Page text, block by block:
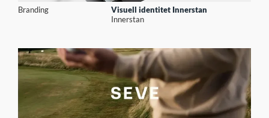
Branding
Visuell identitet Innerstan
Innerstan